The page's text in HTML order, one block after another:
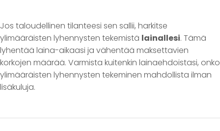
Jos taloudellinen tilanteesi sen sallii, harkitse
ylimääräisten lyhennysten tekemistä lainallesi. Tämä
lyhentää laina-aikaasi ja vähentää maksettavien
korkojen määrää. Varmista kuitenkin lainaehdoistasi, onko
ylimääräisten lyhennysten tekeminen mahdollista ilman
lisäkuluja.